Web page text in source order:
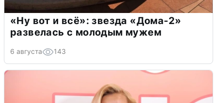
«Ну вот и всё»: звезда «Дома-2»
развелась с молодым мужем
6 августа 143